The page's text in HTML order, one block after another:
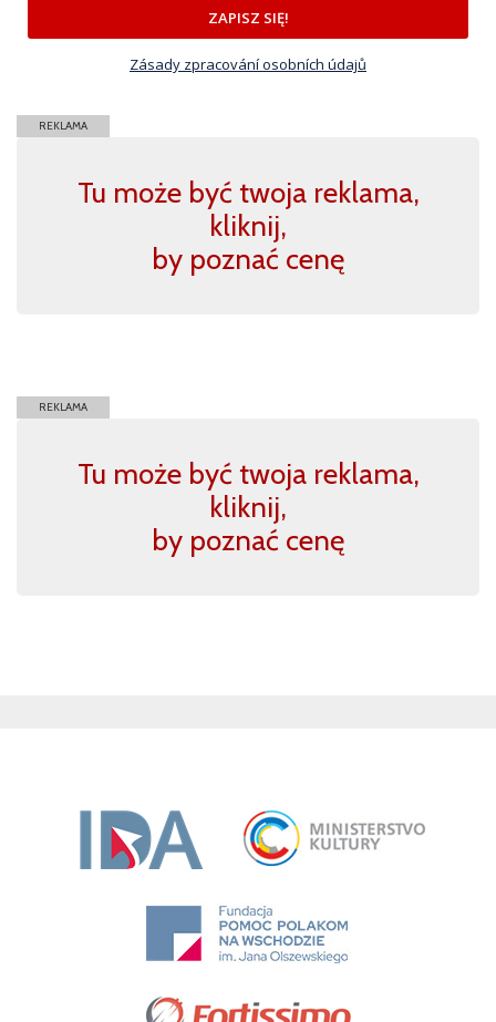
ZAPISZ SIĘ!
Zásady zpracování osobních údajů
REKLAMA
Tu może być twoja reklama,
kliknij,
by poznać cenę
REKLAMA
Tu może być twoja reklama,
kliknij,
by poznać cenę